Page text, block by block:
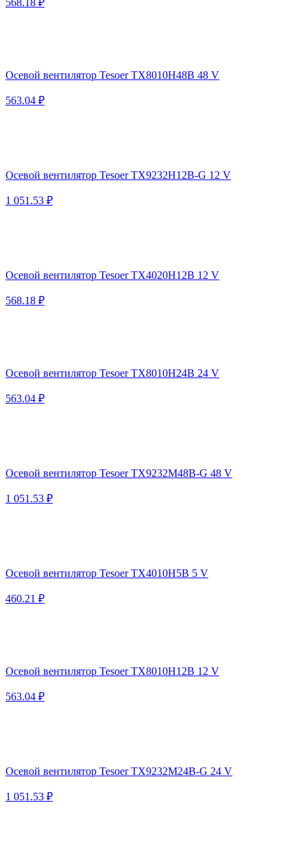
Осевой вентилятор Tesoer TX8010H48B 48 V
563.04 ₽
Осевой вентилятор Tesoer TX9232H12B-G 12 V
1 051.53 ₽
Осевой вентилятор Tesoer TX4020H12B 12 V
568.18 ₽
Осевой вентилятор Tesoer TX8010H24B 24 V
563.04 ₽
Осевой вентилятор Tesoer TX9232M48B-G 48 V
1 051.53 ₽
Осевой вентилятор Tesoer TX4010H5B 5 V
460.21 ₽
Осевой вентилятор Tesoer TX8010H12B 12 V
563.04 ₽
Осевой вентилятор Tesoer TX9232M24B-G 24 V
1 051.53 ₽